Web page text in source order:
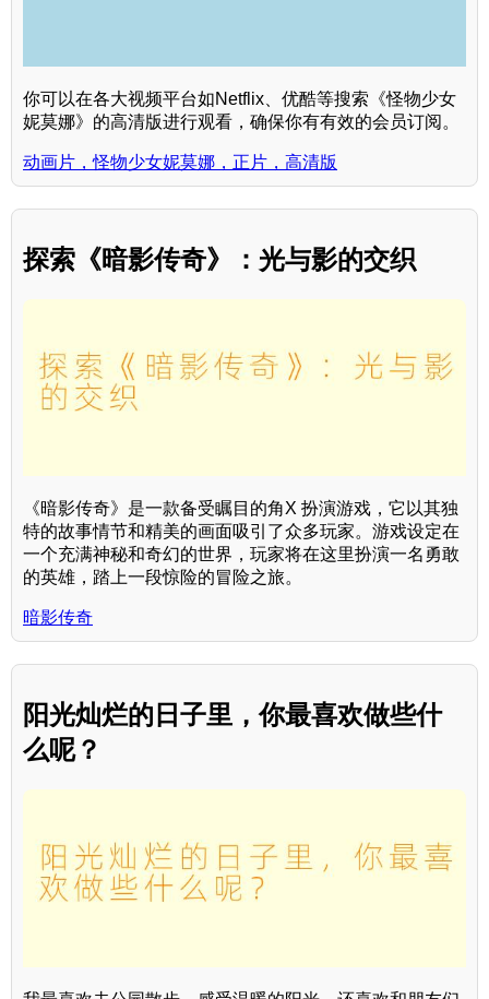
你可以在各大视频平台如Netflix、优酷等搜索《怪物少女
妮莫娜》的高清版进行观看，确保你有有效的会员订阅。
动画片，怪物少女妮莫娜，正片，高清版
探索《暗影传奇》：光与影的交织
《暗影传奇》是一款备受瞩目的角X 扮演游戏，它以其独
特的故事情节和精美的画面吸引了众多玩家。游戏设定在
一个充满神秘和奇幻的世界，玩家将在这里扮演一名勇敢
的英雄，踏上一段惊险的冒险之旅。
暗影传奇
阳光灿烂的日子里，你最喜欢做些什
么呢？